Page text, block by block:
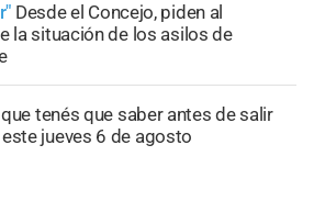
Desde el Concejo, piden al
la situación de los asilos de
tenés que saber antes de salir
jueves 6 de agosto